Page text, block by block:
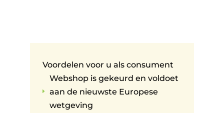
Voordelen voor u als consument
E
Webshop is gekeurd en voldoet
aan de nieuwste Europese
wetgeving